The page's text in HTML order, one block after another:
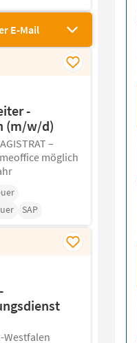
E-Mail
-
(m/w/d)
–
möglich
SAP
Westfalen